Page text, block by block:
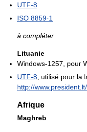
UTF-8
ISO 8859-1
à compléter
Lituanie
Windows-1257, pour
UTF-8 , utilisé pour la
http://
Afrique
Maghreb